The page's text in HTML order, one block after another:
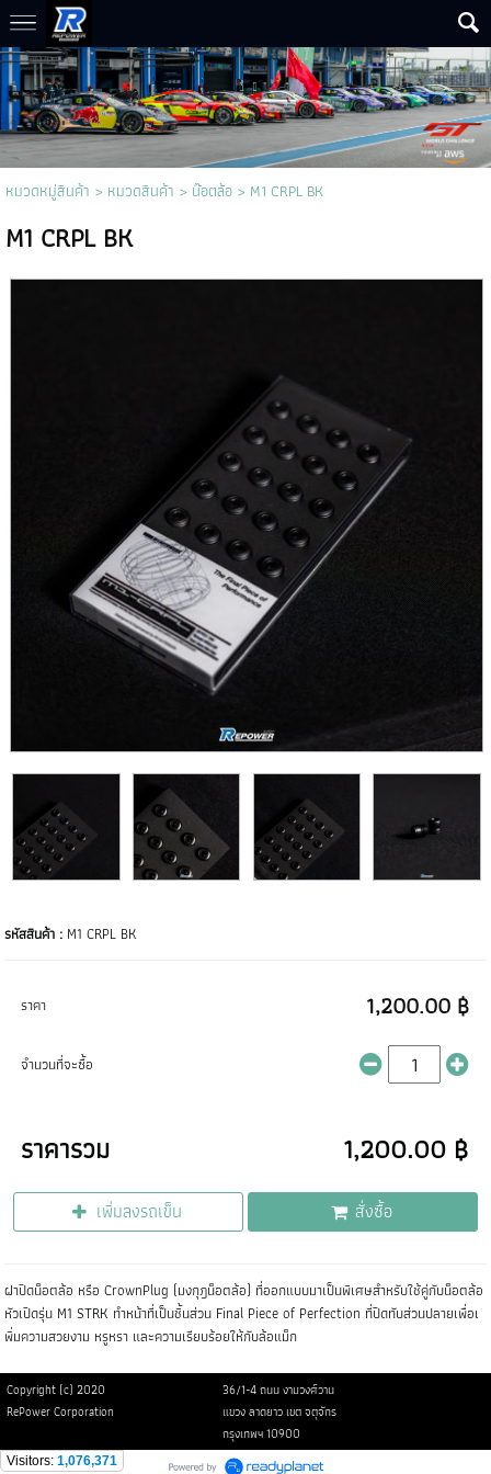
หมวดหมู่สินค้า > หมวดสินค้า > น๊อตล้อ> M1 CRPL BK
M1 CRPL BK
รหัสสินค้า : M1 CRPL BK
ราคา 1,200.00 ฿
จำนวนที่จะซื้อ
ราคารวม 1,200.00 ฿
เพิ่มลงรถเข็น สั่งซื้อ
ฝาปิดน็อตล้อ หรือ CrownPlug (มงกุฎน็อตล้อ) ที่ออกแบบมาเป็นพิเศษสำหรับใช้คู่กับน็อตล้อ
หัวเปิดรุ่น M1 STRK ทำหน้าที่เป็นชิ้นส่วน Final Piece of Perfection ที่ปิดทับส่วนปลายเพื่อเ
พิ่มความสวยงาม หรูหรา และความเรียบร้อยให้กับล้อแม็ก
Copyright (c) 2020
36/1-4 ถนน งามวงศ์วาน
RePower Corporation
แขวง ลาดยาว เขต จตุจักร
กรุงเทพฯ 10900
Visitors: 1,076,371